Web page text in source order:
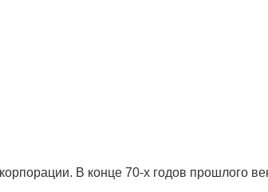
В конце 70-х годов прошлого